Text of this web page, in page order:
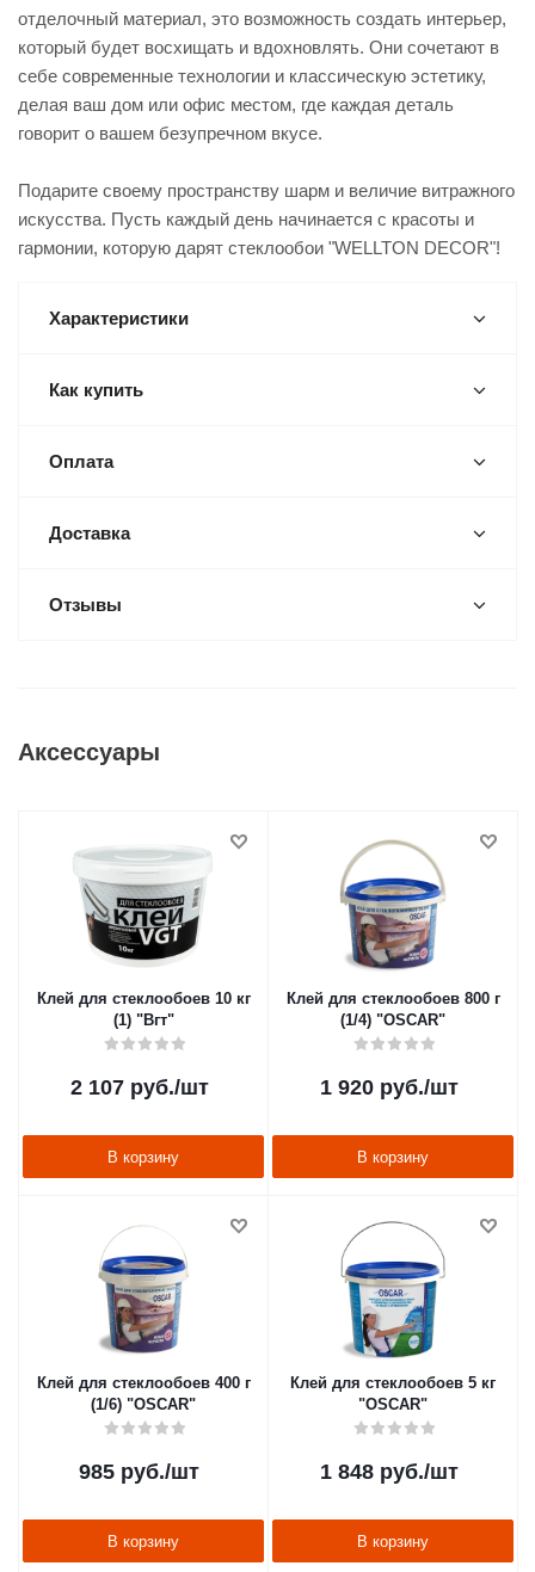
отделочный материал, это возможность создать интерьер,
который будет восхищать и вдохновлять. Они сочетают в
себе современные технологии и классическую эстетику,
делая ваш дом или офис местом, где каждая деталь
говорит о вашем безупречном вкусе.
Подарите своему пространству шарм и величие витражного
искусства. Пусть каждый день начинается с красоты и
гармонии, которую дарят стеклообои "WELLTON DECOR"!
Характеристики
Как купить
Оплата
Доставка
Отзывы
Аксессуары
Клей для стеклообоев 10 кг
(1) "Вгт"
2 107руб./шт
В корзину
Клей для стеклообоев 800 г
(1/4) "OSCAR"
1 920руб./шт
В корзину
Клей для стеклообоев 400 г
(1/6) "OSCAR"
985 руб./шт
В корзину
Клей для стеклообоев 5 кг
"OSCAR"
1 848руб./шт
В корзину